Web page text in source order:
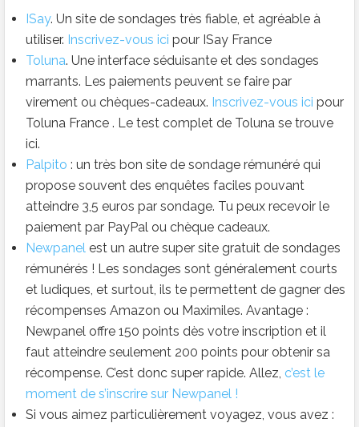
ISay. Un site de sondages très fiable, et agréable à
utiliser. Inscrivez-vous ici pour ISay France
Toluna. Une interface séduisante et des sondages
marrants. Les paiements peuvent se faire par
virement ou chèques-cadeaux. Inscrivez-vous ici pour
Toluna France . Le test complet de Toluna se trouve
ici.
Palpito : un très bon site de sondage rémunéré qui
propose souvent des enquêtes faciles pouvant
atteindre 3,5 euros par sondage. Tu peux recevoir le
paiement par PayPal ou chèque cadeaux.
Newpanel est un autre super site gratuit de sondages
rémunérés ! Les sondages sont généralement courts
et ludiques, et surtout, ils te permettent de gagner des
récompenses Amazon ou Maximiles. Avantage :
Newpanel offre 150 points dès votre inscription et il
faut atteindre seulement 200 points pour obtenir sa
récompense. C’est donc super rapide. Allez, c’est le
moment de s’inscrire sur Newpanel !
Si vous aimez particulièrement voyagez, vous avez :